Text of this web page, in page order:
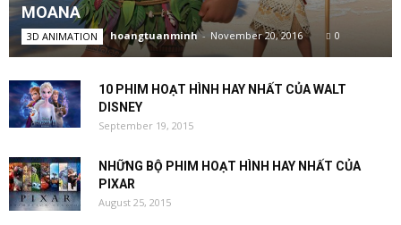
MOANA
3D ANIMATION hoangtuanminh - November 20, 2016 0
10 PHIM HOẠT HÌNH HAY NHẤT CỦA WALT
DISNEY
September 19, 2015
NHỮNG BỘ PHIM HOẠT HÌNH HAY NHẤT CỦA
PIXAR
August 25, 2015